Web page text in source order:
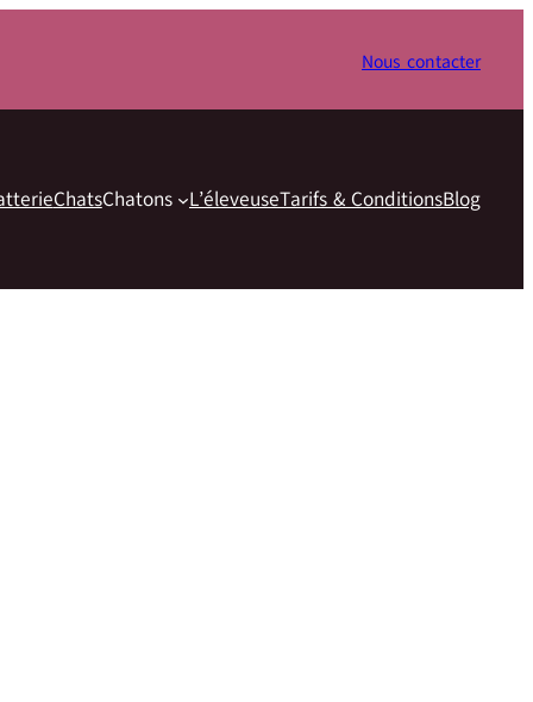
Nous contacter
ChatsChatons L’éleveuseTarifs & ConditionsBlog